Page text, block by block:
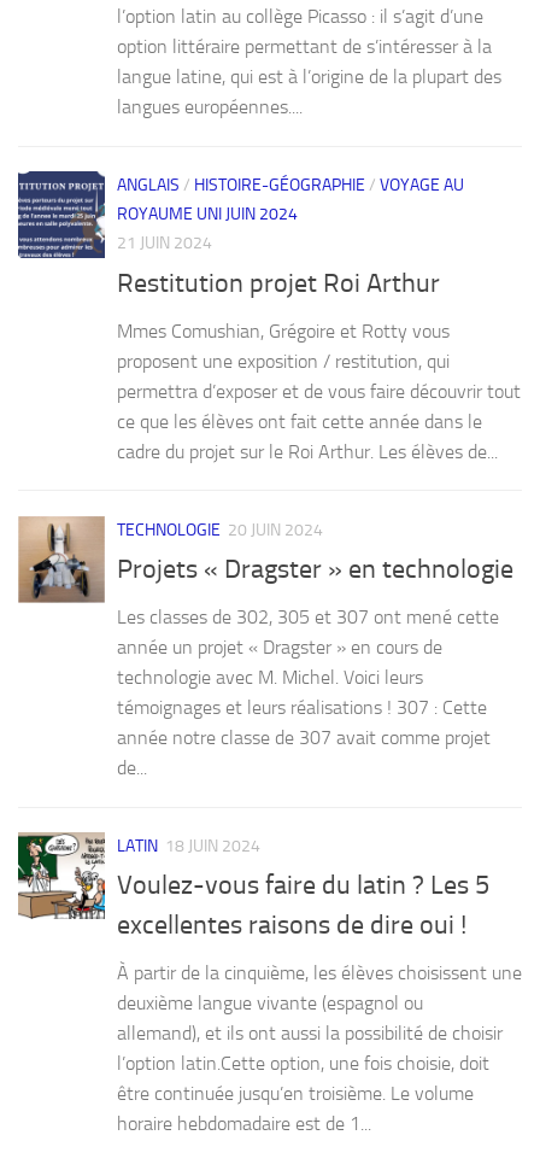
l’option latin au collège Picasso : il s’agit d’une
option littéraire permettant de s’intéresser à la
langue latine, qui est à l’origine de la plupart des
langues européennes....
ANGLAIS / HISTOIRE-GÉOGRAPHIE / VOYAGE AU
ROYAUME UNI JUIN 2024
21 JUIN 2024
Restitution projet Roi Arthur
Mmes Comushian, Grégoire et Rotty vous
proposent une exposition / restitution, qui
permettra d’exposer et de vous faire découvrir tout
ce que les élèves ont fait cette année dans le
cadre du projet sur le Roi Arthur. Les élèves de...
TECHNOLOGIE 20 JUIN 2024
Projets « Dragster » en technologie
Les classes de 302, 305 et 307 ont mené cette
année un projet « Dragster » en cours de
technologie avec M. Michel. Voici leurs
témoignages et leurs réalisations ! 307 : Cette
année notre classe de 307 avait comme projet
de...
LATIN 18 JUIN 2024
Voulez-vous faire du latin ? Les 5
excellentes raisons de dire oui !
À partir de la cinquième, les élèves choisissent une
deuxième langue vivante (espagnol ou
allemand), et ils ont aussi la possibilité de choisir
l’option latin.Cette option, une fois choisie, doit
être continuée jusqu’en troisième. Le volume
horaire hebdomadaire est de 1...